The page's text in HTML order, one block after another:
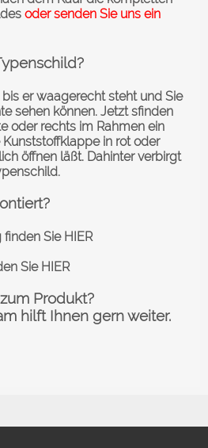
oder senden Sie uns ein
er waagerecht steht und Sie
sehen können. Jetzt sfinden
oder rechts im Rahmen ein
in rot oder
öffnen läßt. Dahinter verbirgt
finden SieHIER
Sie HIER
Produkt?
hilft Ihnen gern weiter.